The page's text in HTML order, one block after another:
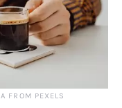
FROM PEXELS